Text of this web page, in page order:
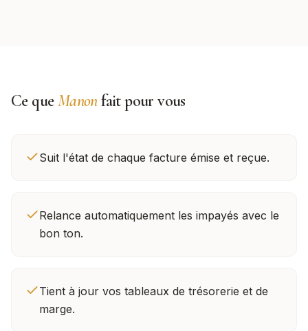
Ce queManonfait pour vous
Suit l'état de chaque facture émise et reçue.
Relance automatiquement les impayés avec le
bon ton.
Tient à jour vos tableaux de trésorerie et de
marge.